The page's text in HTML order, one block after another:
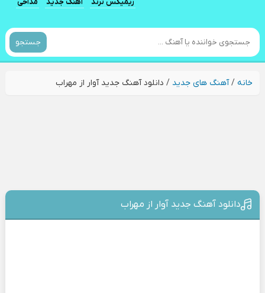
جستجو
خانه/آهنگ های جدید / دانلود آهنگ جدید آوار از مهراب
دانلود آهنگ جدید آوار از مهراب